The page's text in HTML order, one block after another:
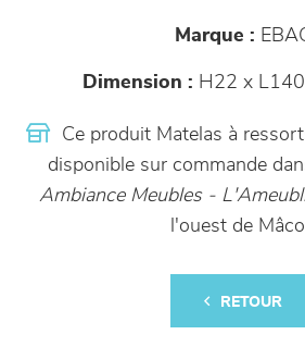
Marque :
Dimension : H22 x
Ce produit Matelas à
disponible sur commande
Ambiance Meubles -
l'ouest de
RETOUR